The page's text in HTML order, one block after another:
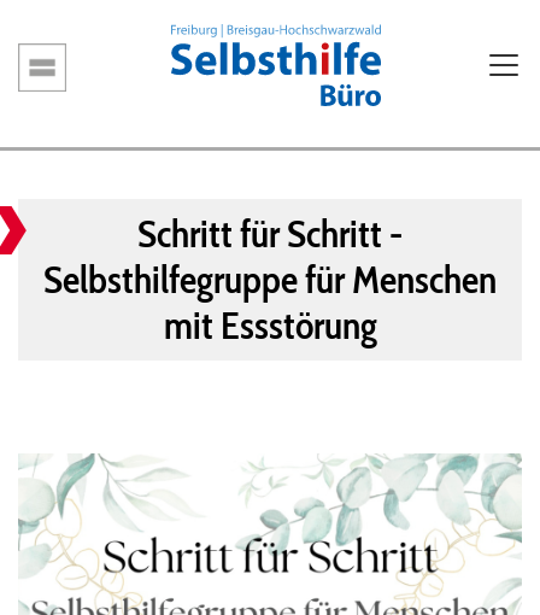
zum
Inhalt
Hauptnavigation
Schritt für Schritt -
Selbsthilfegruppe für Menschen
mit Essstörung